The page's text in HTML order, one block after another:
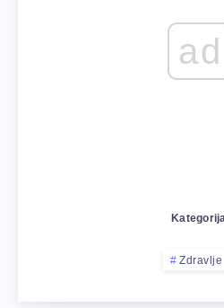
ad
Zdravlje